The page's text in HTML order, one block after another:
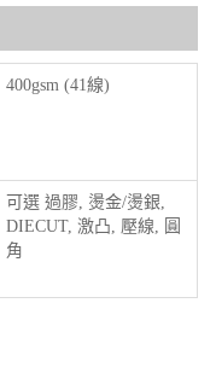
400gsm (41線)
可選 過膠, 燙金/燙銀,
DIECUT, 激凸, 壓線, 圓
角